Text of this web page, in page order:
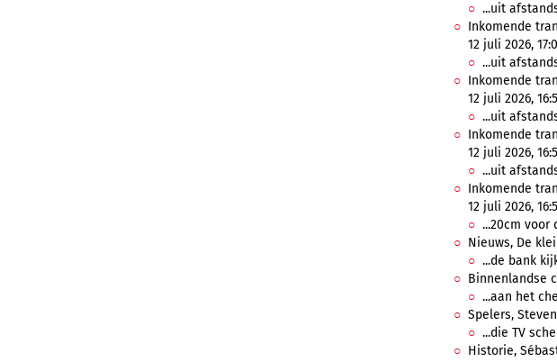
...uit
Inkomende
12 juli 2026,
...uit
Inkomende
12 juli 2026,
...uit
Inkomende
12 juli 2026,
...uit
Inkomende
12 juli 2026,
...20cm voor
Nieuws, De
...de bank
Binnenlandse
...aan het
Spelers,
...die TV
Historie,